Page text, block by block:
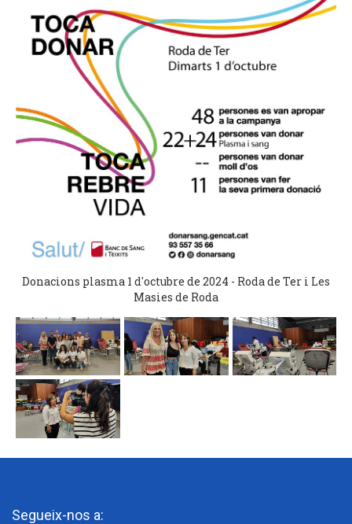
Donacions plasma 1 d'octubre de 2024 - Roda de Ter i Les
Masies de Roda
Segueix-nos a: